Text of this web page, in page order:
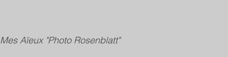
Mes Aïeux "Photo Rosenblatt"